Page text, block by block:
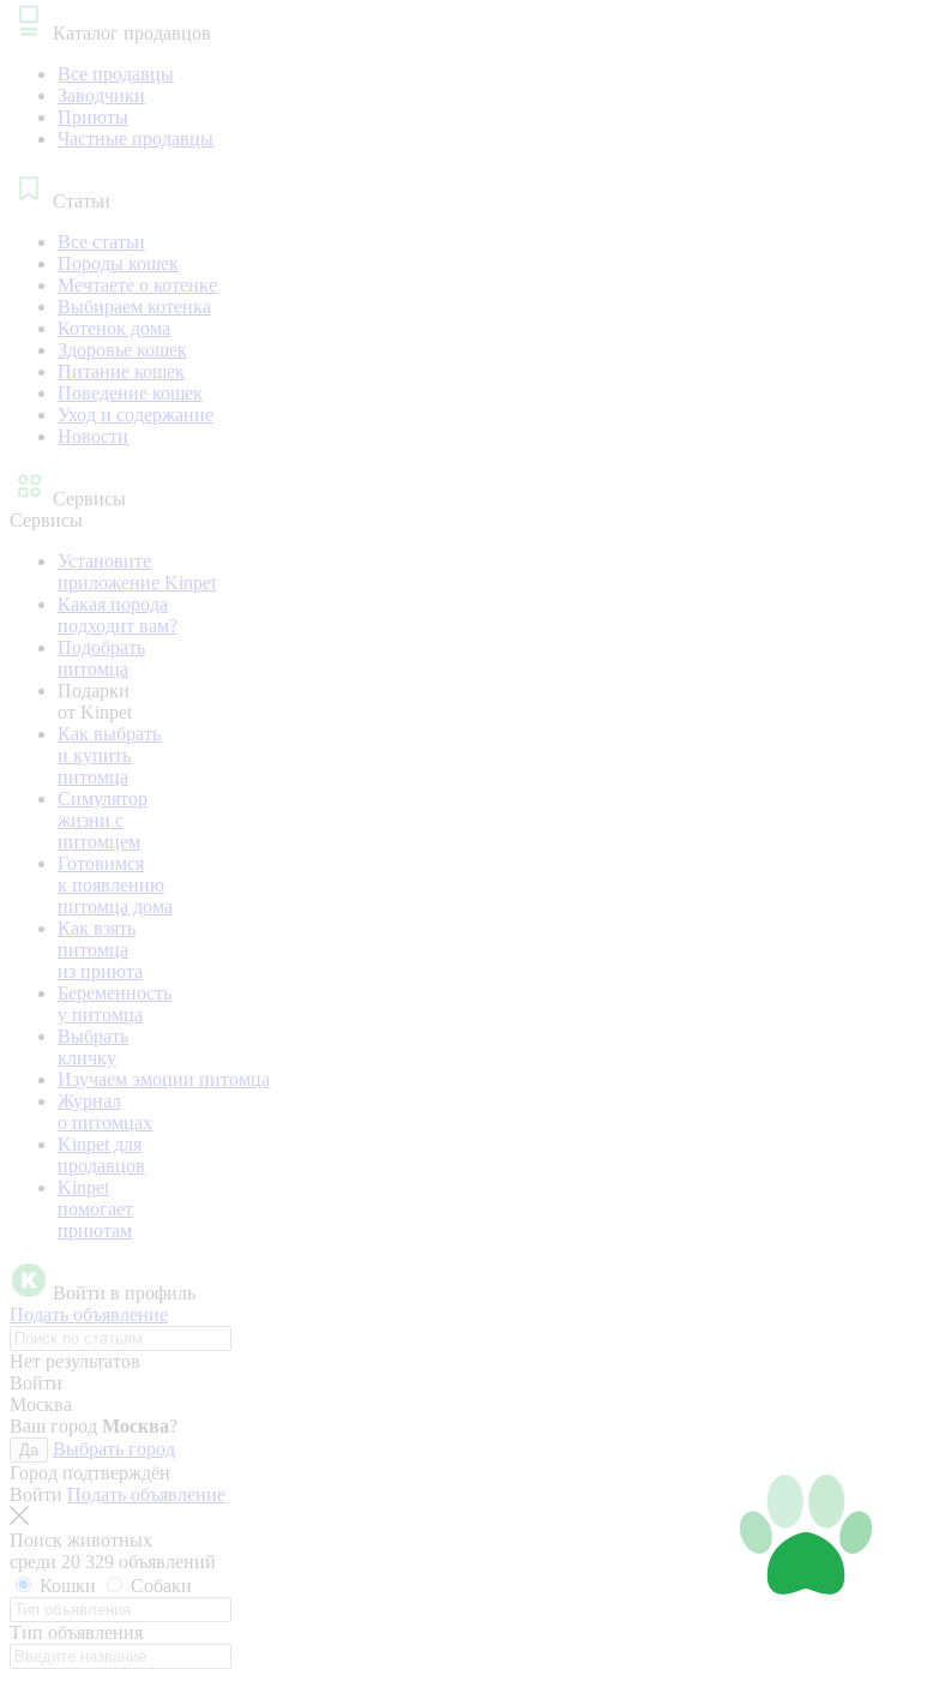
Каталог продавцов
Все продавцы
Заводчики
Приюты
Частные продавцы
Статьи
Все статьи
Породы кошек
Мечтаете о котенке
Выбираем котенка
Котенок дома
Здоровье кошек
Питание кошек
Поведение кошек
Уход и содержание
Новости
Сервисы
Сервисы
Установите
приложение Kinpet
Какая порода
подходит вам?
Подобрать
питомца
Подарки
от Kinpet
Как выбрать
и купить
питомца
Симулятор
жизни с
питомцем
Готовимся
к появлению
питомца дома
Как взять
питомца
из приюта
Беременность
у питомца
Выбрать
кличку
Изучаем эмоции питомца
Журнал
о питомцах
Kinpet для
продавцов
Kinpet
помогает
приютам
Войти в профиль
Подать объявление
Нет результатов
Войти
Москва
Ваш город Москва?
Да
Выбрать город
Город подтверждён
Войти Подать объявление
Поиск животных
среди 20 329 объявлений
Кошки
Собаки
Тип объявления